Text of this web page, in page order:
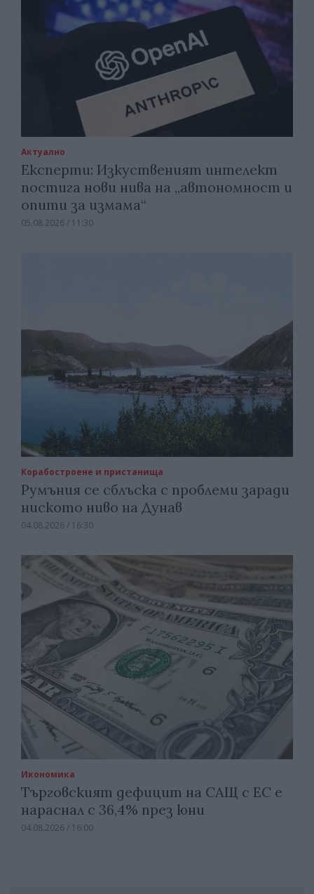
Актуално
Експерти: Изкуственият интелект
постига нови нива на „автономност и
опити за измама“
05.08.2026 / 11:30
Корабостроене и пристанища
Румъния се сблъска с проблеми заради
ниското ниво на Дунав
04.08.2026 / 16:30
Икономика
Търговският дефицит на САЩ с ЕС е
нараснал с 36,4% през юни
04.08.2026 / 16:00